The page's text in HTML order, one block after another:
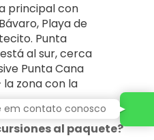
principal con
Playa de
Punta
al sur, cerca
Punta Cana
zona con la
al paquete?
em contato conosco